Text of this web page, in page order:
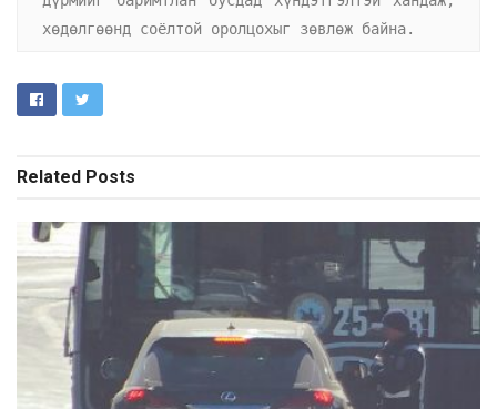
хөдөлгөөнд соёлтой оролцохыг зөвлөж байна.
Related Posts